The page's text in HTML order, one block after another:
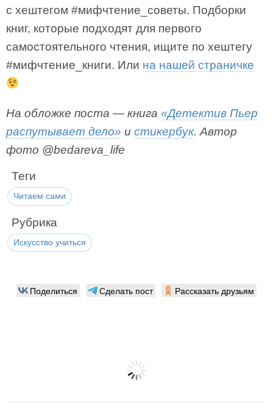
с хештегом #мифчтение_советы. Подборки
книг, которые подходят для первого
самостоятельного чтения, ищите по хештегу
#мифчтение_книги. Или на нашей страничке
На обложке поста — книга «Детектив Пьер
распутывает дело» и стикербук. Автор
фото @bedareva_life
Теги
Читаем сами
Рубрика
Искусство учиться
Поделиться Сделать пост Рассказать друзьям